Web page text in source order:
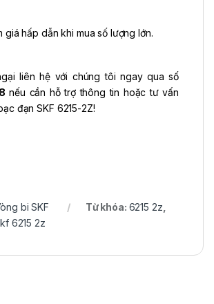
giá hấp dẫn khi mua số lượng lớn.
liên hệ với chúng tôi ngay qua số
nếu cần hỗ trợ thông tin hoặc tư vấn
đạn SKF 6215-2Z!
bi SKF Từ khóa: 6215 2z
6215 2z